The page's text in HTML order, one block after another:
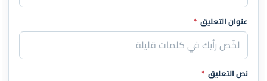
عنوان التعليق *
نص التعليق *